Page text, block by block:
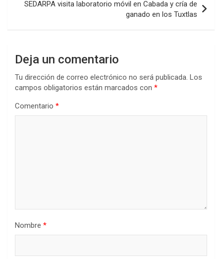
SEDARPA visita laboratorio móvil en Cabada y cría de
ganado en los Tuxtlas
Deja un comentario
Tu dirección de correo electrónico no será publicada. Los
campos obligatorios están marcados con *
Comentario *
Nombre *